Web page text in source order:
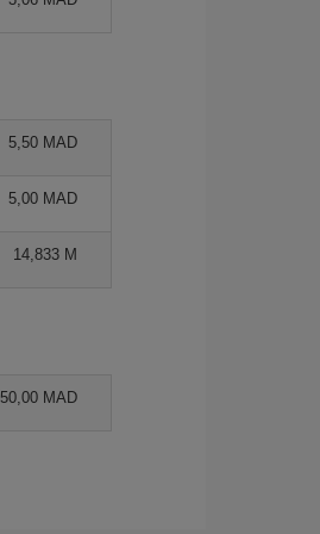
5,50 MAD
5,00 MAD
14,833 M
50,00 MAD